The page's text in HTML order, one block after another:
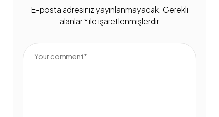
E-posta adresiniz yayınlanmayacak. Gerekli
alanlar*ile işaretlenmişlerdir